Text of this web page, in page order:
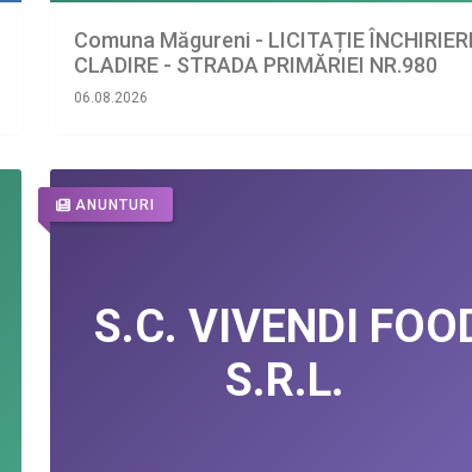
Comuna Măgureni - LICITAȚIE
CLADIRE - STRADA PRIMĂRIEI NR.980
06.08.2026
ANUNTURI